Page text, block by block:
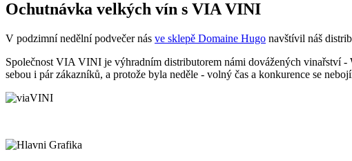
Ochutnávka velkých vín s VIA VINI
V podzimní nedělní podvečer nás ve sklepě Domaine Hugo navštívil náš
Společnost VIA VINI je výhradním distributorem námi dovážených vinařství
sebou i pár zákazníků, a protože byla neděle - volný čas a konkurence se